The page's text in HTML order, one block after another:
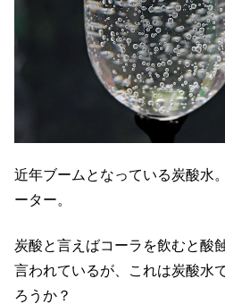
近年ブームとなっている炭酸水
ーター。
炭酸と言えばコーラを飲むと酸
言われているが、これは炭酸水
ろうか？